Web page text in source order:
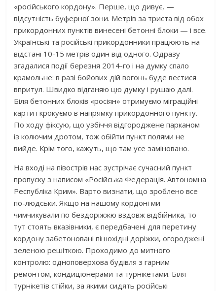
«російського кордону». Перше, що дивує, —
відсутність буферної зони. Метрів за триста від обох
прикордонних пунктів винесені бетонні блоки — і все.
Українські та російські прикордонники працюють на
відстані 10-15 метрів один від одного. Одразу
згадалися події березня 2014-го і на думку спало
крамольне: в разі бойових дій вогонь буде вестися
впритул. Швидко відганяю цю думку і рушаю далі.
Біля бетонних блоків «росіян» отримуємо міграційні
карти і крокуємо в напрямку прикордонного пункту.
По ходу фіксую, що узбіччя відгороджене парканом
із колючим дротом, тож обійти пункт полями не
вийде. Крім того, кажуть, що там усе заміновано.
На вході на півострів нас зустрічає сучасний пункт
пропуску з написом «Російська Федерація. Автономна
Республіка Крим». Варто визнати, що зроблено все
по-людськи. Якщо на нашому кордоні ми
чимчикували по бездоріжжю вздовж відбійника, то
тут стоять вказівники, є передбачені для перетину
кордону забетоновані пішохідні доріжки, огороджені
зеленою решіткою. Проходимо до митного
контролю: одноповерхова будівля з гарним
ремонтом, кондиціонерами та турнікетами. Біля
турнікетів стійки, за якими сидять російські